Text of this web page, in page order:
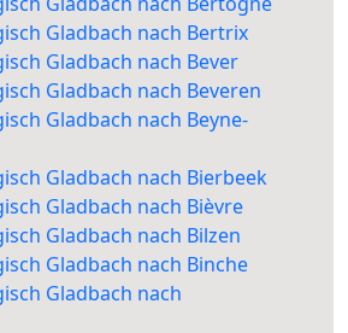
Gladbach nach Bertrix
Gladbach nach Bever
Gladbach nach Beveren
Gladbach nach Beyne-
Gladbach nach Bierbeek
Gladbach nach Bièvre
Gladbach nach Bilzen
Gladbach nach Binche
Gladbach nach